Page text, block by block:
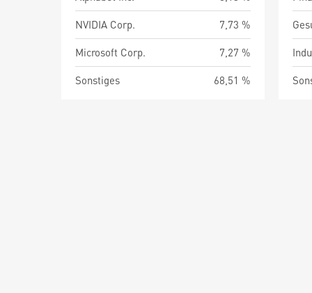
NVIDIA Corp.
7,73 %
Microsoft Corp.
7,27 %
Sonstiges
68,51 %